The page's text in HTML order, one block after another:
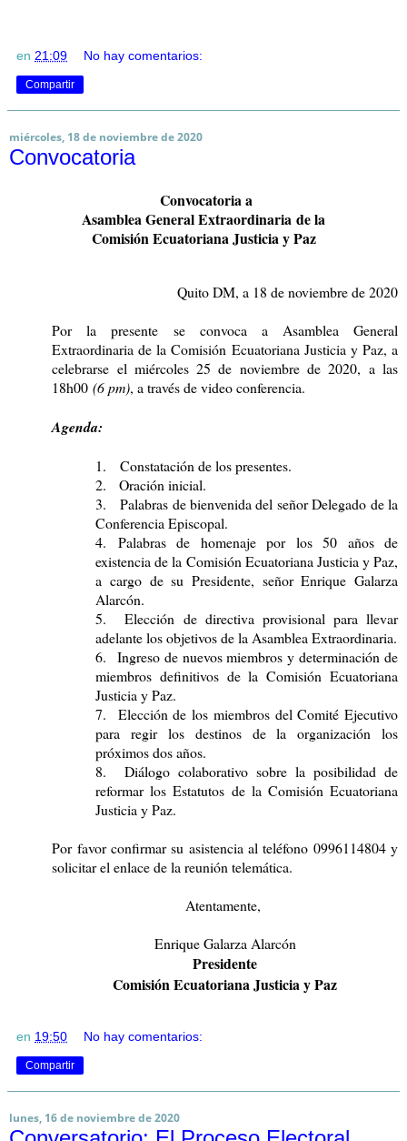
en 21:09 No hay comentarios:
Compartir
miércoles, 18 de noviembre de 2020
Convocatoria
Convocatoria a
Asamblea General Extraordinaria de la
Comisión Ecuatoriana Justicia y Paz
Quito DM, a 18 de noviembre de 2020
Por la presente se convoca a Asamblea General
Extraordinaria de la Comisión Ecuatoriana Justicia y Paz, a
celebrarse el miércoles 25 de noviembre de 2020, a las
18h00(6 pm), a través de video conferencia.
Agenda:
1.
Constatación de los presentes.
2.
Oración inicial.
3.
Palabras de bienvenida del señor Delegado de la
Conferencia Episcopal.
4.
Palabras de homenaje por los 50 años de
existencia de la Comisión Ecuatoriana Justicia y Paz,
a cargo de su Presidente, señor Enrique Galarza
Alarcón.
5.
Elección de directiva provisional para llevar
adelante los objetivos de la Asamblea Extraordinaria.
6.
Ingreso de nuevos miembros y determinación de
miembros definitivos de la Comisión Ecuatoriana
Justicia y Paz.
7.
Elección de los miembros del Comité Ejecutivo
para regir los destinos de la organización los
próximos dos años.
8.
Diálogo colaborativo sobre la posibilidad de
reformar los Estatutos de la Comisión Ecuatoriana
Justicia y Paz.
Por favor confirmar su asistencia al teléfono 0996114804 y
solicitar el enlace de la reunión telemática.
Atentamente,
Enrique Galarza Alarcón
Presidente
Comisión Ecuatoriana Justicia y Paz
en 19:50 No hay comentarios:
Compartir
lunes, 16 de noviembre de 2020